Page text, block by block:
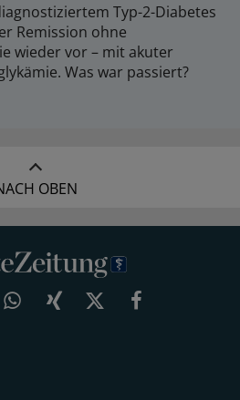
Typ-2-Diabetes
Remission ohne
wieder vor – mit akuter
Was war passiert?
OBEN